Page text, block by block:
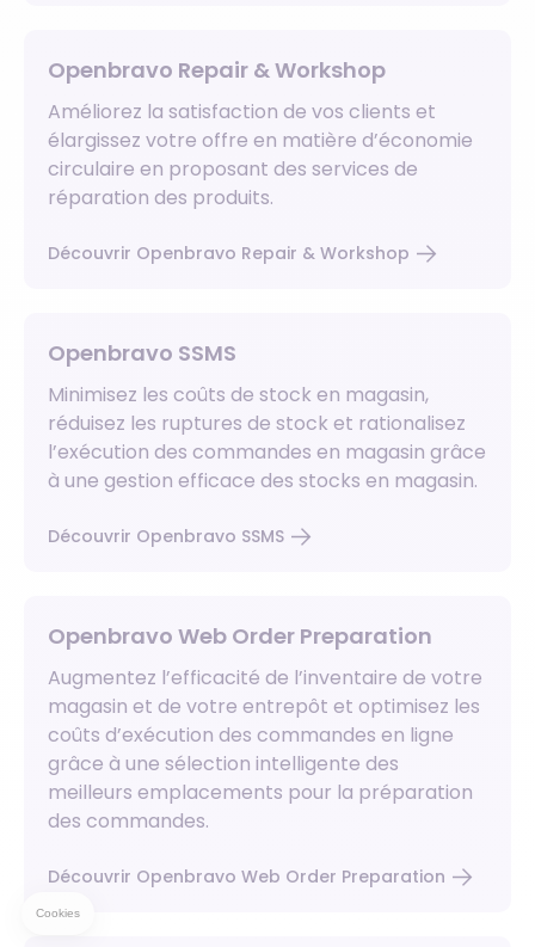
Openbravo Repair & Workshop
Améliorez la satisfaction de vos clients et
élargissez votre offre en matière d’économie
circulaire en proposant des services de
réparation des produits.
Découvrir Openbravo Repair & Workshop
Openbravo SSMS
Minimisez les coûts de stock en magasin,
réduisez les ruptures de stock et rationalisez
l’exécution des commandes en magasin grâce
à une gestion efficace des stocks en magasin.
Découvrir Openbravo SSMS
Openbravo Web Order Preparation
Augmentez l’efficacité de l’inventaire de votre
magasin et de votre entrepôt et optimisez les
coûts d’exécution des commandes en ligne
grâce à une sélection intelligente des
meilleurs emplacements pour la préparation
des commandes.
Découvrir Openbravo Web Order Preparation